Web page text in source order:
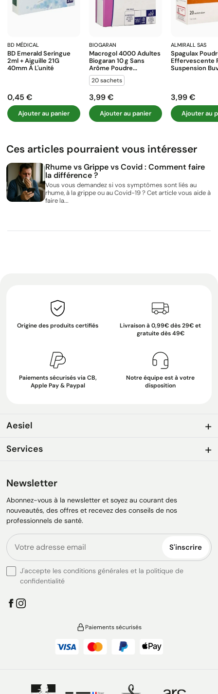
BD MÉDICAL
BD Emerald Seringue
2ml + Aiguille 21G
40mm À L'unité
Prix
0,45 €
Ajouter au panier
BIOGARAN
Macrogol 4000 Adultes
Biogaran 10 G Sans
Arôme Poudre...
20 sachets
Prix
3,99 €
Ajouter au panier
ALMIRALL SAS
Spagulax
Effervescente
Suspension
Prix
3,99 €
Ajouter au
Ces articles pourraient vous intéresser
Rhume vs Grippe vs Covid : Comment faire
la différence ?
Vous vous demandez si vos symptômes sont liés au
rhume, à la grippe ou au Covid-19 ? Cet article vous aide à
faire la...
Origine des produits certifiés
Livraison à 0,99€ dès 29€ et
gratuite dès 49€
Paiements sécurisés via CB,
Apple Pay & Paypal
Notre équipe est à votre
disposition
Aesiel
Services
Newsletter
Abonnez-vous à la newsletter et soyez au courant des
nouveautés, des offres et recevez des conseils de nos
professionnels de santé.
S'inscrire
J'accepte les conditions générales et la politique de
confidentialité
Paiements sécurisés